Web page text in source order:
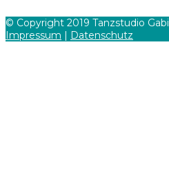
© Copyright 2019 Tanzstudio Gabi
Impressum | Datenschutz